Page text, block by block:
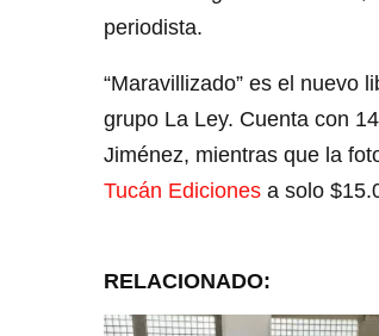
periodista.
“Maravillizado” es el nuevo
grupo La Ley. Cuenta con
Jiménez, mientras que la
Tucán Ediciones a solo
RELACIONADO: